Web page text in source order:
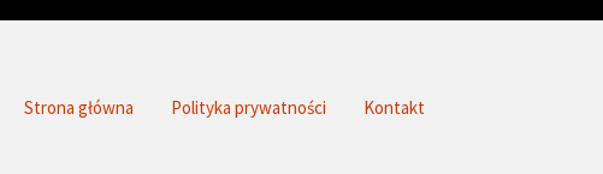
Strona główna Polityka prywatności Kontakt